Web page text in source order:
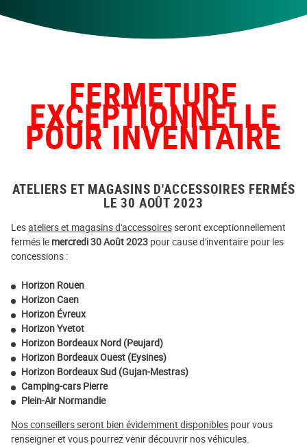
FERMETURE
EXCEPTIONNELLE
POUR INVENTAIRE
ATELIERS ET MAGASINS D'ACCESSOIRES FERMÉS
LE 30 AOÛT 2023
Lesateliers et magasins d'accessoiresseront exceptionnellement
fermés le mercredi 30 Août 2023 pour cause d'inventaire pour les
concessions :
Horizon Rouen
Horizon Caen
Horizon Évreux
Horizon Yvetot
Horizon Bordeaux Nord (Peujard)
Horizon Bordeaux Ouest (Eysines)
Horizon Bordeaux Sud (Gujan-Mestras)
Camping-cars Pierre
Plein-Air Normandie
Nos conseillers seront bien évidemment disponibles pour vous
renseigner et vous pourrez venir découvrir nos véhicules.